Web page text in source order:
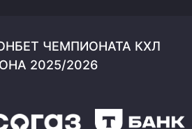
ЧЕМПИОНАТА КХЛ
2025/2026